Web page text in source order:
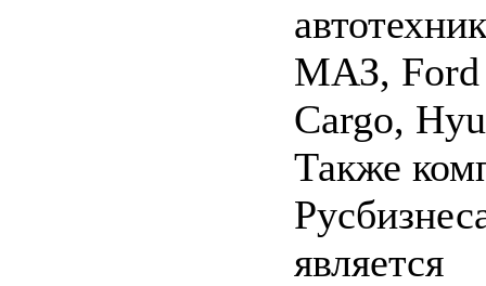
МАЗ, Ford
Cargo,
Также
является